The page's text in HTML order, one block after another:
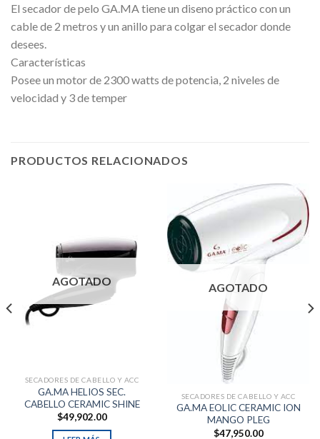
El secador de pelo GA.MA tiene un diseno práctico con un
cable de 2 metros y un anillo para colgar el secador donde
desees.
Características
Posee un motor de 2300 watts de potencia, 2 niveles de
velocidad y 3 de temper
PRODUCTOS RELACIONADOS
AGOTADO
SECADORES DE CABELLO Y ACC
GA.MA HELIOS SEC.
CABELLO CERAMIC SHINE
$49,902.00
AGOTADO
SECADORES DE CABELLO Y ACC
GA.MA EOLIC CERAMIC ION
MANGO PLEG
$47,950.00